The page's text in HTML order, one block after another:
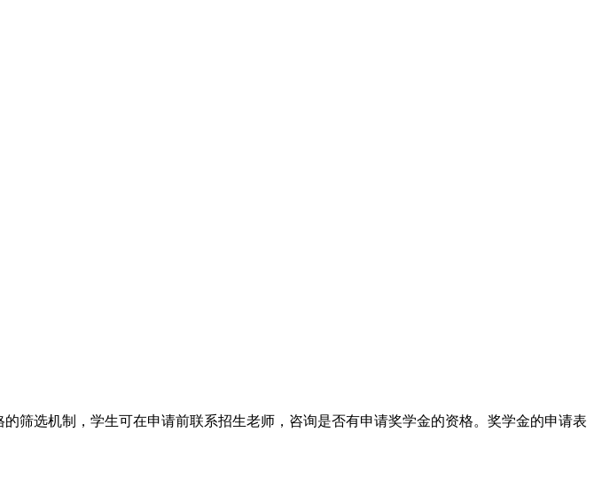
筛选机制，学生可在申请前联系招生老师，咨询是否有申请奖学金的资格。奖学金的申请表